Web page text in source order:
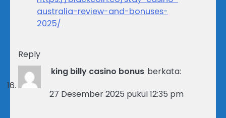
australia-review-and-bonuses-
2025/
Reply
king billy casino bonus berkata:
27 Desember 2025 pukul 12:35 pm